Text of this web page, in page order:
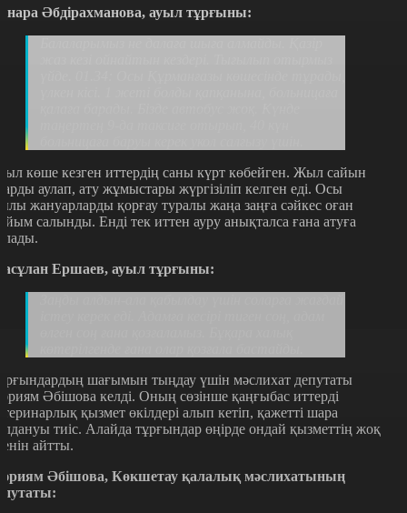
Әбдірахманова, ауыл тұрғыны:
көше кезген иттердің саны күрт көбейген. Жыл сайын
аулап, ату жұмыстары жүргізіліп келген еді. Осы
жануарларды қорғау туралы жаңа заңға сәйкес оған
салынды. Енді тек иттен ауру анықталса ғана атуға
Ершаев, ауыл тұрғыны:
шағымын тыңдау үшін мәслихат депутаты
Әбішова келді. Оның сөзінше қаңғыбас иттерді
қызмет өкілдері алып кетіп, қажетті шара
тиіс. Алайда тұрғындар өңірде ондай қызметтің жоқ
айтты.
Әбішова, Көкшетау қалалық мәслихатының